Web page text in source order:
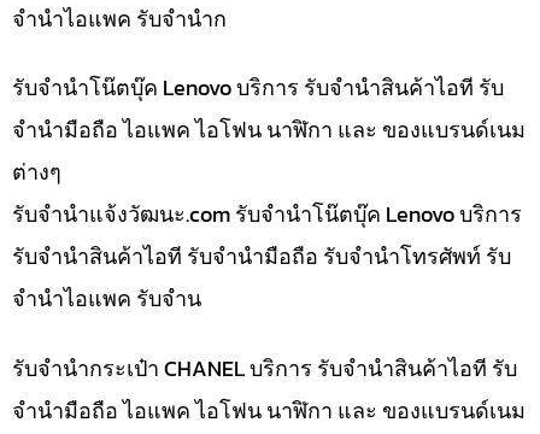
จำนำไอแพค รับจำนำก
รับจำนำโน๊ตบุ๊ค Lenovo บริการ รับจำนำสินค้าไอที รับ
จำนำมือถือ ไอแพค ไอโฟน นาฬิกา และ ของแบรนด์เนม
ต่างๆ
รับจํานําแจ้งวัฒนะ.com รับจำนำโน๊ตบุ๊ค Lenovo บริการ
รับจำนำสินค้าไอที รับจำนำมือถือ รับจำนำโทรศัพท์ รับ
จำนำไอแพค รับจำน
รับจำนำกระเป๋า CHANEL บริการ รับจำนำสินค้าไอที รับ
จำนำมือถือ ไอแพค ไอโฟน นาฬิกา และ ของแบรนด์เนม